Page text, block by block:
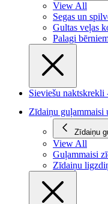
View All
Segas un
Gultas veļas
Palagi
Sieviešu
Zīdaiņu guļammaisi
Zīdaiņu
View All
Guļammaisi
Zīdaiņu